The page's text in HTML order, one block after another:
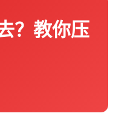
？教你压